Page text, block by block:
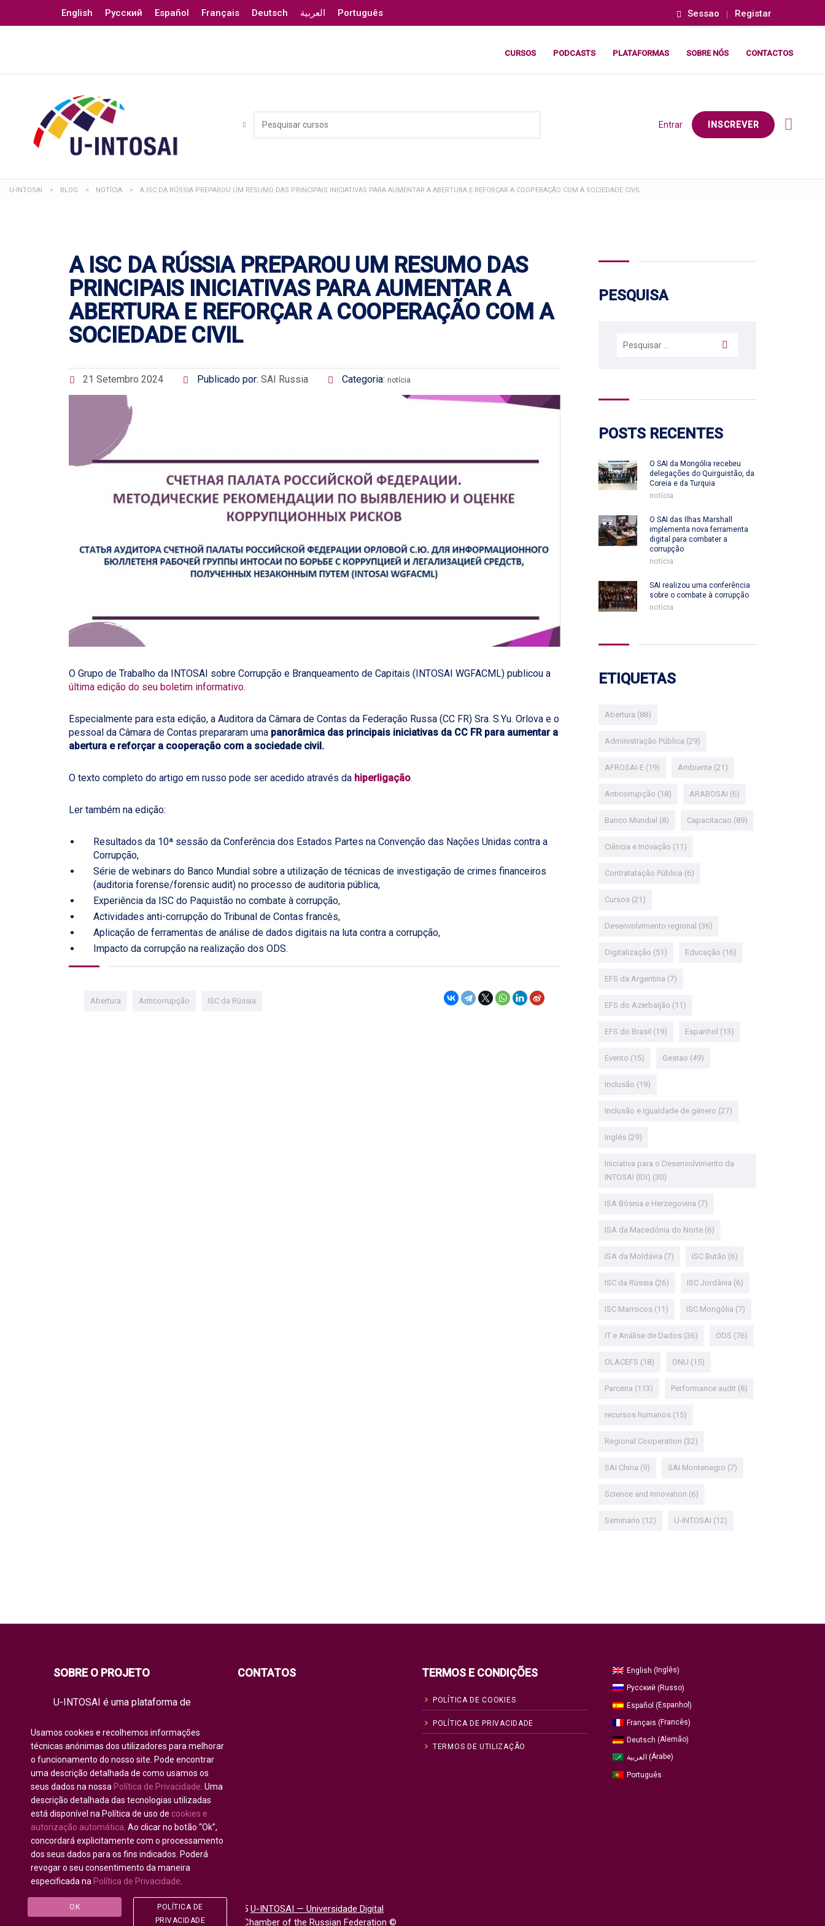
English Русский Español Français Deutsch العربية Português Sessao Registar
CURSOS PODCASTS PLATAFORMAS SOBRE NÓS CONTACTOS
Entrar INSCREVER
U-INTOSAI > BLOG > NOTÍCIA > A ISC DA RÚSSIA PREPAROU UM RESUMO DAS PRINCIPAIS INICIATIVAS PARA AUMENTAR A ABERTURA E REFORÇAR A COOPERAÇÃO COM A SOCIEDADE CIVIL
A ISC DA RÚSSIA PREPAROU UM RESUMO DAS
PRINCIPAIS INICIATIVAS PARA AUMENTAR A
ABERTURA E REFORÇAR A COOPERAÇÃO COM A
SOCIEDADE CIVIL
21 Setembro 2024 Publicado por: SAI Russia Categoria: notícia
O Grupo de Trabalho da INTOSAI sobre Corrupção e Branqueamento de Capitais (INTOSAI WGFACML) publicou a
última edição do seu boletim informativo.
Especialmente para esta edição, a Auditora da Câmara de Contas da Federação Russa (CC FR) Sra. S.Yu. Orlova e o
pessoal da Câmara de Contas prepararam uma panorâmica das principais iniciativas da CC FR para aumentar a
abertura e reforçar a cooperação com a sociedade civil.
O texto completo do artigo em russo pode ser acedido através da hiperligação.
Ler também na edição:
Resultados da 10ª sessão da Conferência dos Estados Partes na Convenção das Nações Unidas contra a
Corrupção,
Série de webinars do Banco Mundial sobre a utilização de técnicas de investigação de crimes financeiros
(auditoria forense/forensic audit) no processo de auditoria pública,
Experiência da ISC do Paquistão no combate à corrupção,
Actividades anti-corrupção do Tribunal de Contas francês,
Aplicação de ferramentas de análise de dados digitais na luta contra a corrupção,
Impacto da corrupção na realização dos ODS.
Abertura Anticorrupção ISC da Rússia
PESQUISA
Pesquisar
POSTS RECENTES
O SAI da Mongólia recebeu
delegações do Quirguistão, da
Coreia e da Turquia
notícia
O SAI das Ilhas Marshall
implementa nova ferramenta
digital para combater a
corrupção
notícia
SAI realizou uma conferência
sobre o combate à corrupção
notícia
ETIQUETAS
Abertura (88)
Administração Pública (29)
AFROSAI-E(19) Ambiente(21)
Anticorrupção (18) ARABOSAI (6)
Banco Mundial (8) Capacitacao (89)
Ciência e Inovação (11)
Contratatação Pública (6)
Cursos(21)
Desenvolvimento regional (36)
Digitalização (51) Educação (16)
EFS da Argentina (7)
EFS do Azerbaijão (11)
EFS do Brasil (19) Espanhol (13)
Evento (15) Gestao (49)
Inclusão (19)
Inclusão e igualdade de género (27)
Inglês(29)
Iniciativa para o Desenvolvimento da
INTOSAI (IDI) (30)
ISA Bósnia e Herzegovina (7)
ISA da Macedónia do Norte(6)
ISA da Moldávia (7) ISC Butão (6)
ISC da Rússia (26) ISC Jordânia (6)
ISC Marrocos(11) ISC Mongólia (7)
IT e Análise de Dados(36) ODS (76)
OLACEFS (18) ONU (15)
Parceria (113) Performance audit (8)
recursos humanos(15)
Regional Cooperation (32)
SAI China (9) SAI Montenegro (7)
Science and Innovation (6)
Seminario (12) U-INTOSAI (12)
SOBRE O PROJETO
U-INTOSAI é uma plataforma de
membros da INTOSAI, criada como um
espaço único para partilhar
experiências e conhecimento.
A universidade oferece à comunidade
de auditoria global formatos de
aprendizagem clássicos, bem como
os melhores projetos de formação e
manuais práticos da INTOSAI, que
combinam as iniciativas académicas
existentes para educar os auditores
do futuro.
CONTATOS TERMOS E CONDIÇÕES
POLÍTICA DE COOKIES
POLÍTICA DE PRIVACIDADE
TERMOS DE UTILIZAÇÃO
English (Inglês)
Русский (Russo)
Español (Espanhol )
Français (Francês)
Deutsch (Alemão)
العربية (Árabe)
Português
Todos os direitos reservados © 2020 - 2025 U-INTOSAI — Universidade Digital
para Comunidade da INTOSAI©Accounts Chamber of the Russian Federation ©
Usamos cookies e recolhemos informações
técnicas anónimas dos utilizadores para melhorar
o funcionamento do nosso site. Pode encontrar
uma descrição detalhada de como usamos os
seus dados na nossa Política de Privacidade . Uma
descrição detalhada das tecnologias utilizadas
está disponível na Política de uso de cookies e
autorização automática . Ao clicar no botão “Ok”,
concordará explicitamente com o processamento
dos seus dados para os fins indicados. Poderá
revogar o seu consentimento da maneira
especificada na Política de Privacidade
OK
POLÍTICA DE
PRIVACIDADE